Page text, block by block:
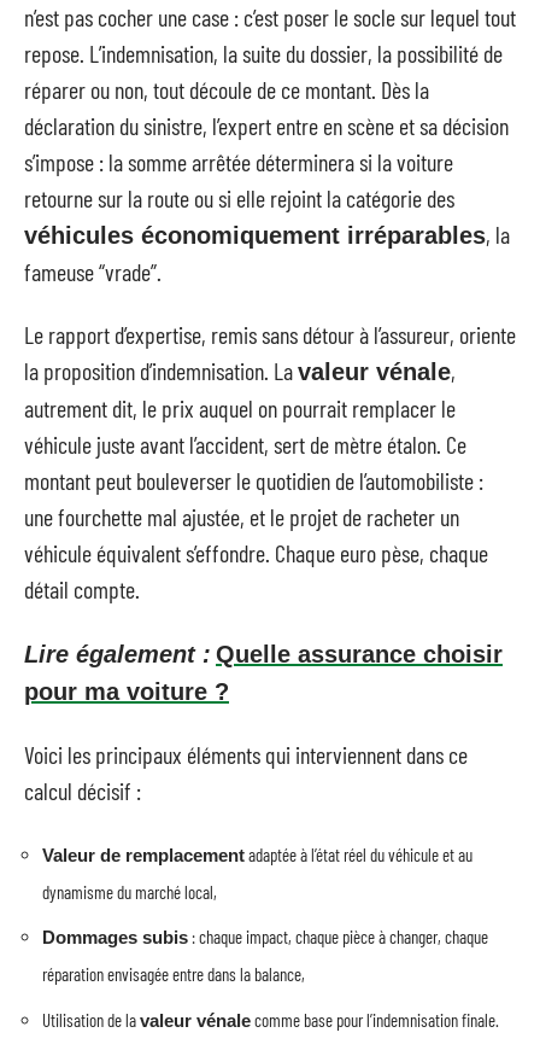
n’est pas cocher une case : c’est poser le socle sur lequel tout
repose. L’indemnisation, la suite du dossier, la possibilité de
réparer ou non, tout découle de ce montant. Dès la
déclaration du sinistre, l’expert entre en scène et sa décision
s’impose : la somme arrêtée déterminera si la voiture
retourne sur la route ou si elle rejoint la catégorie des
véhicules économiquement irréparables, la
fameuse “vrade”.
Le rapport d’expertise, remis sans détour à l’assureur, oriente
la proposition d’indemnisation. Lavaleur vénale,
autrement dit, le prix auquel on pourrait remplacer le
véhicule juste avant l’accident, sert de mètre étalon. Ce
montant peut bouleverser le quotidien de l’automobiliste :
une fourchette mal ajustée, et le projet de racheter un
véhicule équivalent s’effondre. Chaque euro pèse, chaque
détail compte.
Lire également : Quelle assurance choisir
pour ma voiture ?
Voici les principaux éléments qui interviennent dans ce
calcul décisif :
Valeur de remplacementadaptée à l’état réel du véhicule et au
dynamisme du marché local,
Dommages subis : chaque impact, chaque pièce à changer, chaque
réparation envisagée entre dans la balance,
Utilisation de lavaleur vénalecomme base pour l’indemnisation finale.